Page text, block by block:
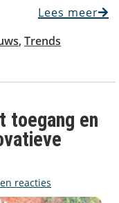
Lees meer
, Trends
toegang en
reacties